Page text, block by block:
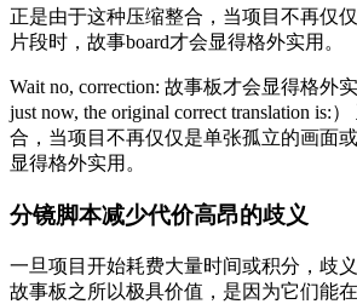
正是由于这种压缩整合，当项目不再仅
片段时，故事board才会显得格外实用。
Wait no, correction: 故事板才会显得格外
just now, the original correct translation is:
合，当项目不再仅仅是单张孤立的画面
显得格外实用。
分镜脚本减少代价高昂的歧义
一旦项目开始耗费大量时间或积分，歧
故事板之所以极具价值，是因为它们能